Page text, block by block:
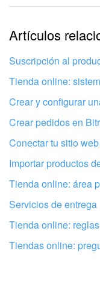
La información
La explicación es
información
No me gusta
Artículos
Suscripción al
Tienda online:
Crear y configurar
Crear pedidos en
Conectar tu sitio
Importar productos
Tienda online: área
Servicios de entrega
Tienda online:
Tiendas online: